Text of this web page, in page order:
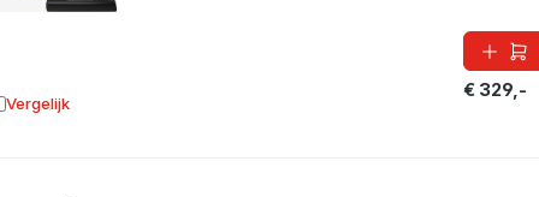
€ 329,-
Vergelijk aan vergelijking